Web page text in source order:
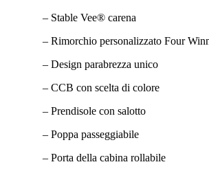
– Stable Vee® carena
– Rimorchio personalizzato Four
– Design parabrezza unico
– CCB con scelta di colore
– Prendisole con salotto
– Poppa passeggiabile
– Porta della cabina rollabile